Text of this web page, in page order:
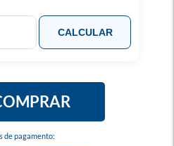
de pagamento:
CALCULAR